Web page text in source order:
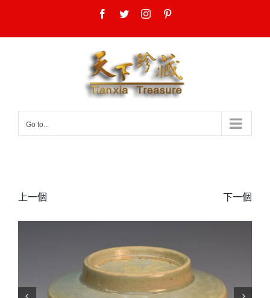
content
Facebook
TwitterInstagram
Go to...
上一個 下一個
 